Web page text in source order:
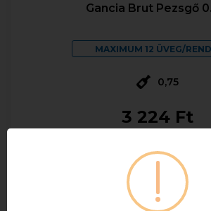
Gancia Brut Pezsgő
MAXIMUM 12 ÜVEG/
0,75
3 224 Ft
Bruttó ár
Kosárba